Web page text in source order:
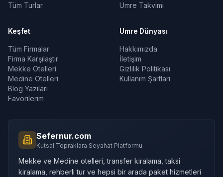
Tüm Turlar
Umre Takvimi
Keşfet
Tüm Firmalar
Firma Karşılaştır
Mekke Otelleri
Medine Otelleri
Blog Yazıları
Favorilerim
Umre Dünyası
Hakkımızda
İletişim
Gizlilik Politikası
Kullanım Şartları
Sefernur.com
Kutsal Topraklara Seyahat Platformu
Mekke ve Medine otelleri, transfer kiralama, taksi
kiralama, rehberli tur ve hepsi bir arada paket hizmetleri